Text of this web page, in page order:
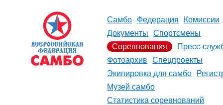
Самбо Федерация
Комиссии
Документы
Спортсмены
Соревнования
Пресс-
Фотоархив
Спецпроекты
Экипировка для самбо
Музей самбо
Статистика соревнований